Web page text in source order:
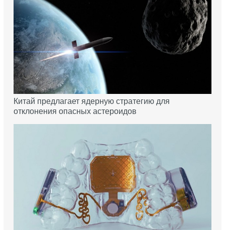
Китай предлагает ядерную стратегию для
отклонения опасных астероидов